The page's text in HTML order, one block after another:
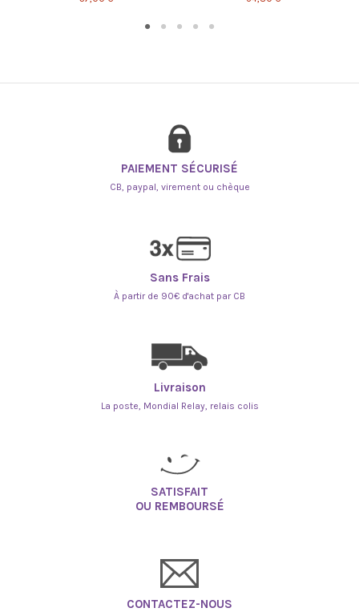
PAIEMENT SÉCURISÉ
CB, paypal, virement ou chèque
Sans Frais
À partir de 90€ d'achat par CB
Livraison
La poste, Mondial Relay, relais colis
SATISFAIT
OU REMBOURSÉ
CONTACTEZ-NOUS